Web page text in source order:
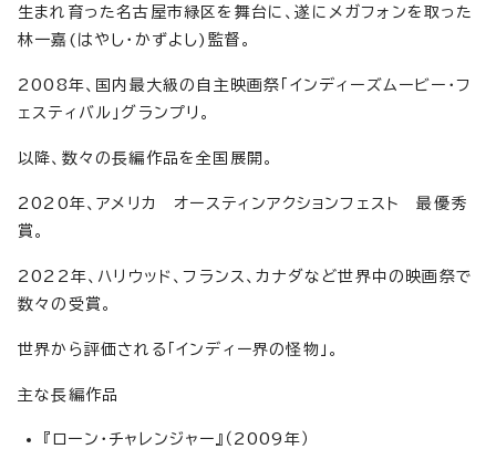
生まれ育った名古屋市緑区を舞台に、遂にメガフォンを取った
林一嘉(はやし・かずよし)監督。
2008年、国内最大級の自主映画祭「インディーズムービー・フ
ェスティバル」グランプリ。
以降、数々の長編作品を全国展開。
2020年、アメリカ オースティンアクションフェスト 最優秀
賞。
2022年、ハリウッド、フランス、カナダなど世界中の映画祭で
数々の受賞。
世界から評価される「インディー界の怪物」。
主な長編作品
『ローン・チャレンジャー』（2009年）